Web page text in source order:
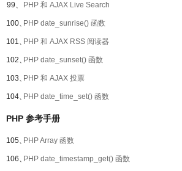
99、 PHP 和 AJAX Live Search
100、PHP date_sunrise() 函数
101、PHP 和 AJAX RSS 阅读器
102、PHP date_sunset() 函数
103、PHP 和 AJAX 投票
104、PHP date_time_set() 函数
PHP 参考手册
105、PHP Array 函数
106、PHP date_timestamp_get() 函数